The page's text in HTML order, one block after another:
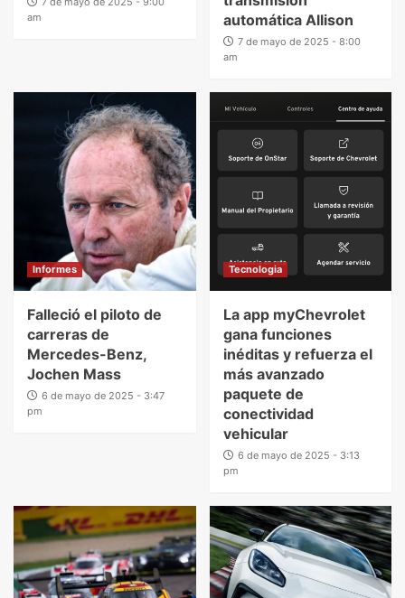
am
automática Allison
7 de mayo de 2025 - 8:00
am
Informes
Falleció el piloto de
carreras de
Mercedes-Benz,
Jochen Mass
6 de mayo de 2025 - 3:47
pm
Tecnologia
La app myChevrolet
gana funciones
inéditas y refuerza el
más avanzado
paquete de
conectividad
vehicular
6 de mayo de 2025 - 3:13
pm